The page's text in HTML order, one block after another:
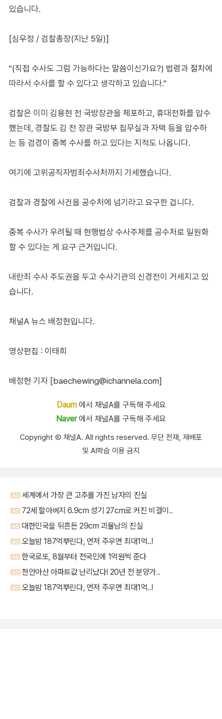
있습니다.
[심우정 / 검찰총장(지난 5일)]
"(직접 수사도 그럼 가능하다는 말씀이신가요?) 법령과 절차에
따라서 수사를 할 수 있다고 생각하고 있습니다."
검찰은 이미 김용현 전 국방장관을 체포하고, 휴대전화를 압수
했는데, 경찰도 김 전 장관 국방부 집무실과 자택 등을 압수하
는 등 검경이 중복 수사를 하고 있다는 지적도 나옵니다.
여기에 고위공직자범죄수사처까지 가세했습니다.
검찰과 경찰에 사건을 공수처에 넘기라고 요구한 겁니다.
중복 수사가 우려될 때 현행법상 수사주체를 공수처로 일원화
할 수 있다는 게 요구 근거입니다.
내란죄 수사 주도권을 두고 수사기관의 신경전이 거세지고 있
습니다.
채널A 뉴스 배정현입니다.
영상편집 : 이태희
배정현 기자 [baechewing@ichannela.com]
Daum에서 채널A를 구독해 주세요
Naver에서 채널A를 구독해 주세요
Copyright Ⓒ 채널A. All rights reserved. 무단 전재, 재배포
및 AI학습 이용 금지